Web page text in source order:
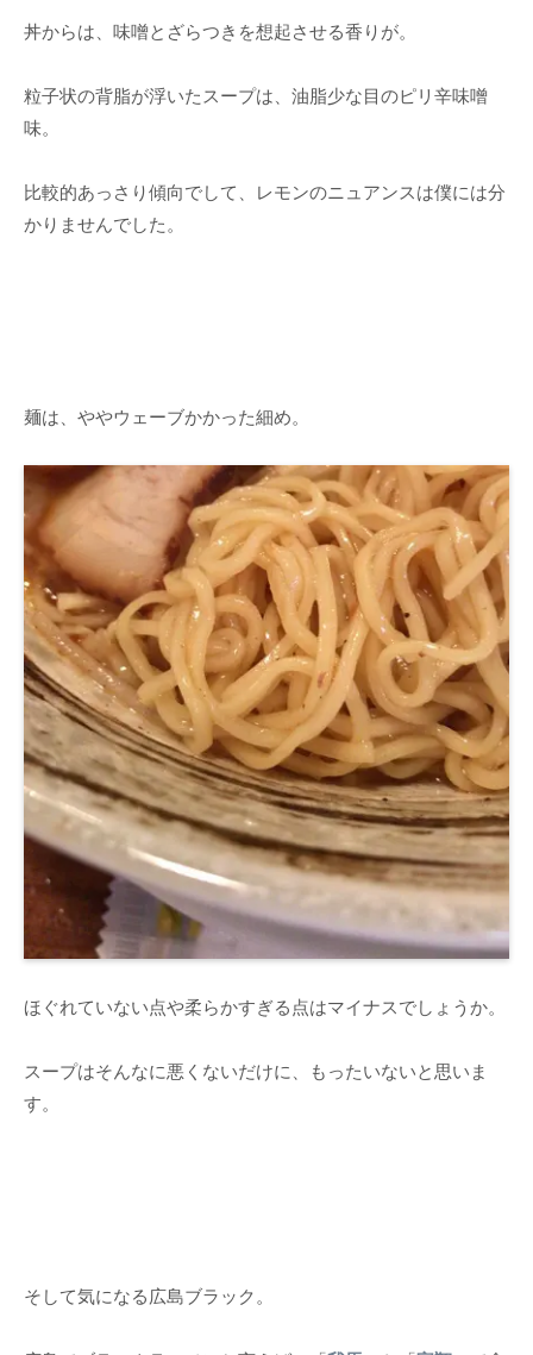
丼からは、味噌とざらつきを想起させる香りが。
粒子状の背脂が浮いたスープは、油脂少な目のピリ辛味噌
味。
比較的あっさり傾向でして、レモンのニュアンスは僕には分
かりませんでした。
麺は、ややウェーブかかった細め。
ほぐれていない点や柔らかすぎる点はマイナスでしょうか。
スープはそんなに悪くないだけに、もったいないと思いま
す。
そして気になる広島ブラック。